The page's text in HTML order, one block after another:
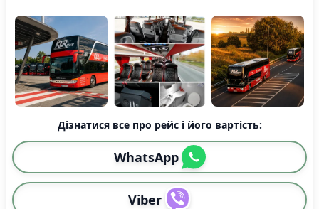
Дізнатися все про рейс і його вартість:
WhatsApp
Viber